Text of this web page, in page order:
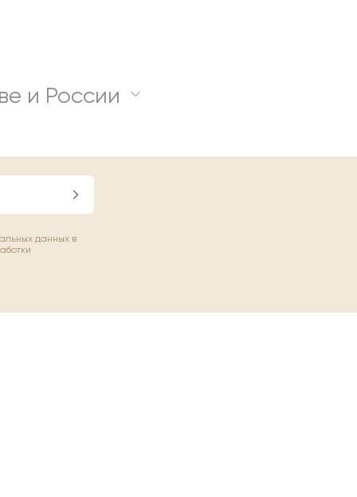
и России
данных в